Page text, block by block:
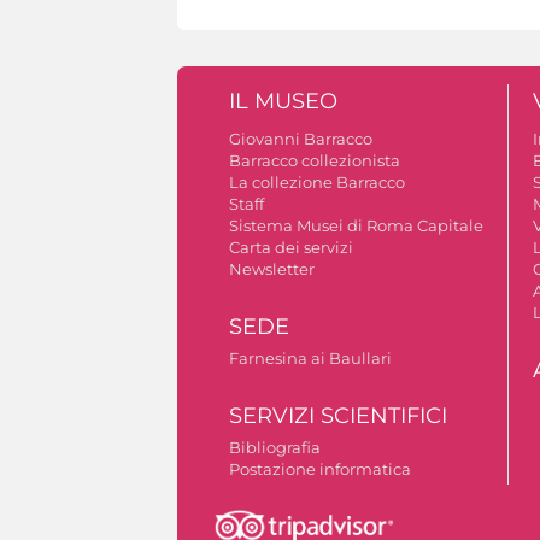
IL MUSEO
Giovanni Barracco
Barracco collezionista
La collezione Barracco
Staff
Sistema Musei di Roma Capitale
Carta dei servizi
Newsletter
SEDE
Farnesina ai Baullari
SERVIZI SCIENTIFICI
Bibliografia
Postazione informatica